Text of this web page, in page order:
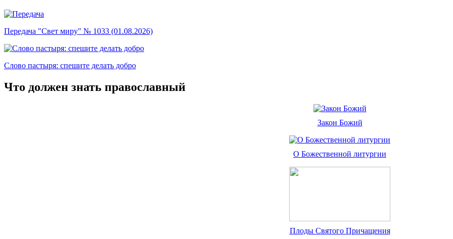
Передача "Свет миру" № 1033 (01.08.2026)
Слово пастыря: спешите делать добро
Что должен знать православный
Закон Божий
О Божественной литургии
Плоды Святого Причащения